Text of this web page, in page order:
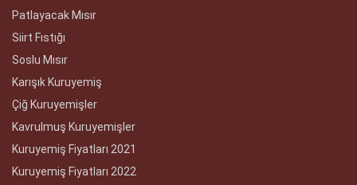
Patlayacak Mısır
Siirt Fıstığı
Soslu Mısır
Karışık Kuruyemiş
Çiğ Kuruyemişler
Kavrulmuş Kuruyemişler
Kuruyemiş Fiyatları 2021
Kuruyemiş Fiyatları 2022